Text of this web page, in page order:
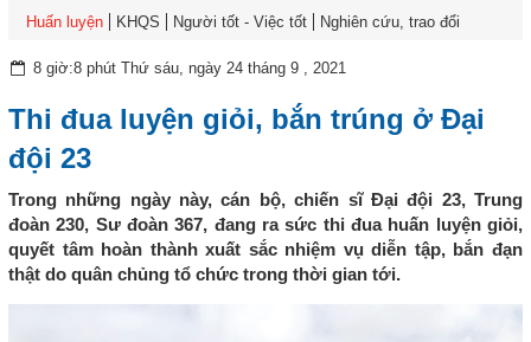
Huấn luyện
KHQS Người tốt - Việc tốt Nghiên cứu, trao đổi
8 giờ:8 phút Thứ sáu, ngày 24 tháng 9 , 2021
Thi đua luyện giỏi, bắn trúng ở Đại
đội 23
Trong những ngày này, cán bộ, chiến sĩ Đại đội 23, Trung
đoàn 230, Sư đoàn 367, đang ra sức thi đua huấn luyện giỏi,
quyết tâm hoàn thành xuất sắc nhiệm vụ diễn tập, bắn đạn
thật do quân chủng tổ chức trong thời gian tới.